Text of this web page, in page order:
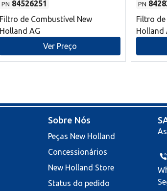
PN 84526251
Filtro de Combustível New
Holland AG
Ver Preço
PN
Filtro
Holland
Sobre Nós
Peças New Holland
Concessionários
New Holland Store
Status do pedido